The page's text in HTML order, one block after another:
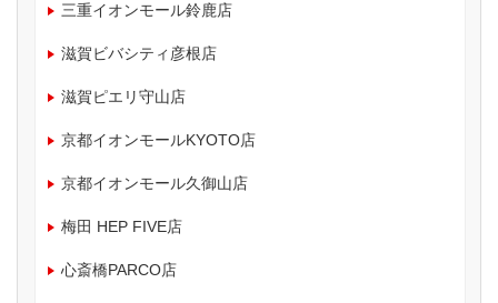
三重イオンモール鈴鹿店
滋賀ビバシティ彦根店
滋賀ピエリ守山店
京都イオンモールKYOTO店
京都イオンモール久御山店
梅田 HEP FIVE店
心斎橋PARCO店